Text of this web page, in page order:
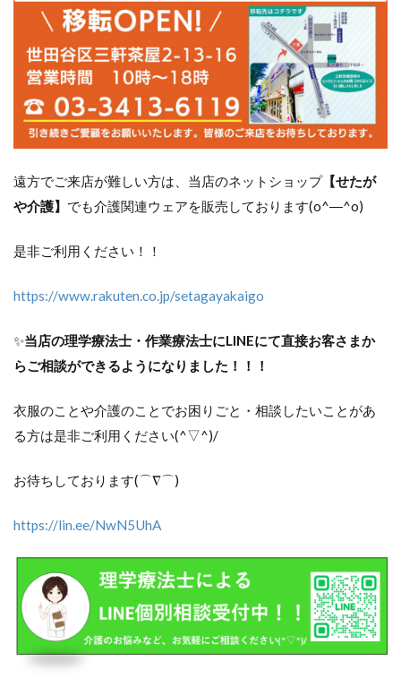
遠方でご来店が難しい方は、当店のネットショップ【せたが
や介護】 でも介護関連ウェアを販売しております(o^―^o)
是非ご利用ください！！
https://www.rakuten.co.jp/setagayakaigo
✨当店の理学療法士・作業療法士にLINEにて直接お客さまか
らご相談ができるようになりました！！！
衣服のことや介護のことでお困りごと・相談したいことがあ
る方は是非ご利用ください(^▽^)/
お待ちしております(⌒∇⌒)
https://lin.ee/NwN5UhA